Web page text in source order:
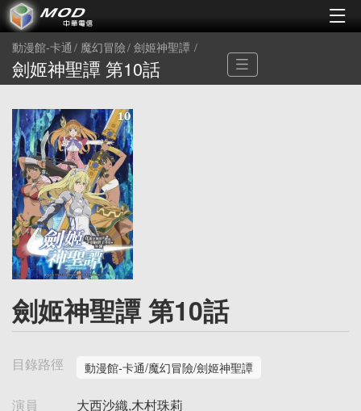
動漫館-卡通 魔幻冒險 劍姬神聖譚
劍姬神聖譚 第10話
劍姬神聖譚 第10話
目錄路徑 動漫館-卡通/魔幻冒險/劍姬神聖譚
演員
大西沙織,木村珠莉